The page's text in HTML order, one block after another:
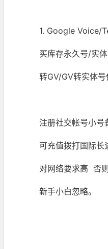
1. Google Voice/
买库存永久号/实
转GV/GV转实体
注册社交帐号小号
可充值拨打国际长
对网络要求高 否
新手小白忽略。